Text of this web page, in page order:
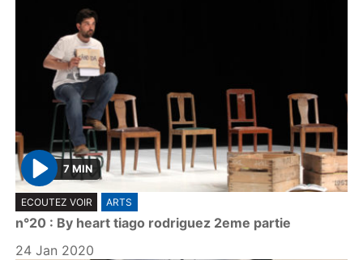
P
l
a
y
7 MIN
ECOUTEZ VOIR ARTS
n°20 : By heart tiago rodriguez 2eme partie
24 Jan 2020